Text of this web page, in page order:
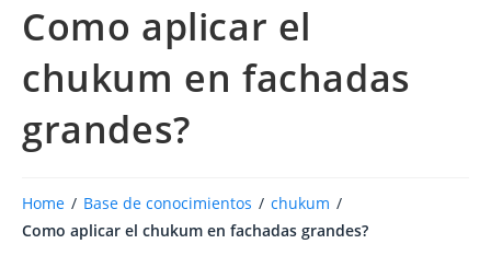
Como aplicar el
chukum en fachadas
grandes?
Home / Base de conocimientos / chukum /
Como aplicar el chukum en fachadas grandes?